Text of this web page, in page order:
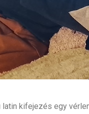
kifejezés egy